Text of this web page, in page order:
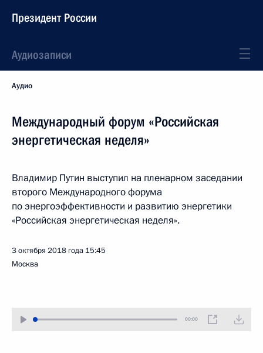
Президент России
Аудиозаписи
Аудио
Международный форум «Российская
энергетическая неделя»
Владимир Путин выступил на пленарном заседании
второго Международного форума
по энергоэффективности и развитию энергетики
«Российская энергетическая неделя».
3 октября 2018 года 15:45
Москва
00:00